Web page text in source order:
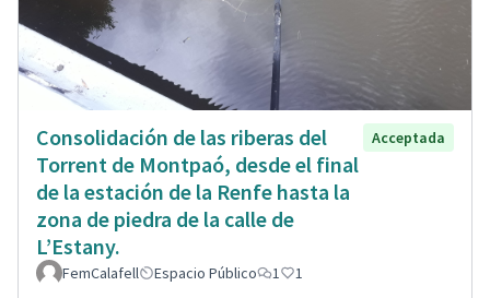
Consolidación de las riberas del
Torrent de Montpaó, desde el final
de la estación de la Renfe hasta la
zona de piedra de la calle de
L’Estany.
Acceptada
FemCalafell Espacio Público 1 1